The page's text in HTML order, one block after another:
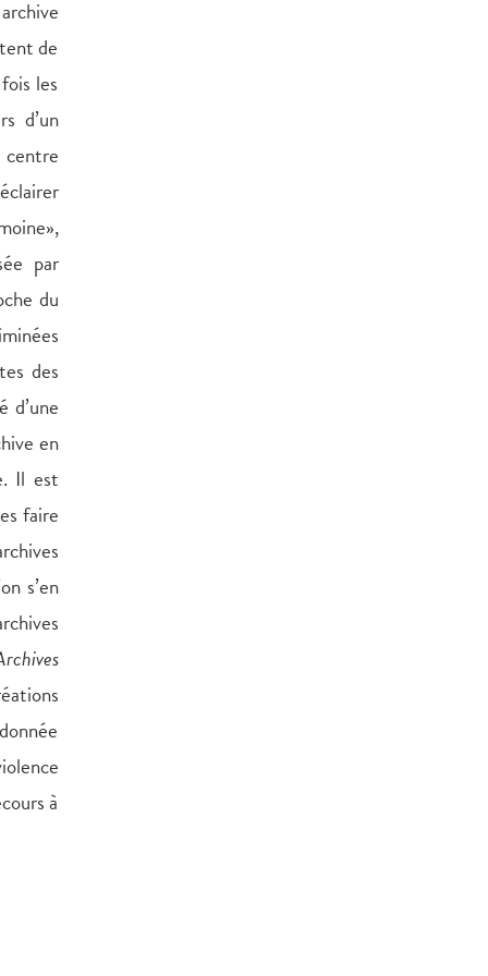
de
les
d’un
par
du
des
d’une
en
Il est
faire
s’en
à